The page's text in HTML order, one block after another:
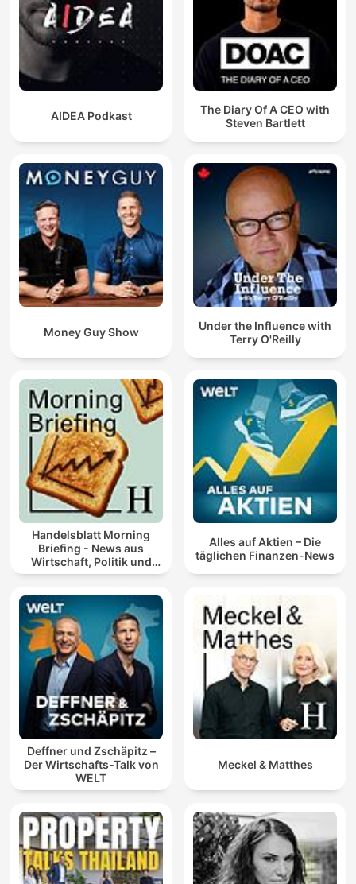
AIDEA Podkast
The Diary Of A CEO with
Steven Bartlett
Money Guy Show
Under the Influence with
Terry O'Reilly
Handelsblatt Morning
Briefing - News aus
Wirtschaft, Politik und
Finanzen
Alles auf Aktien – Die
täglichen Finanzen-News
Deffner und Zschäpitz –
Der Wirtschafts-Talk von
WELT
Meckel & Matthes